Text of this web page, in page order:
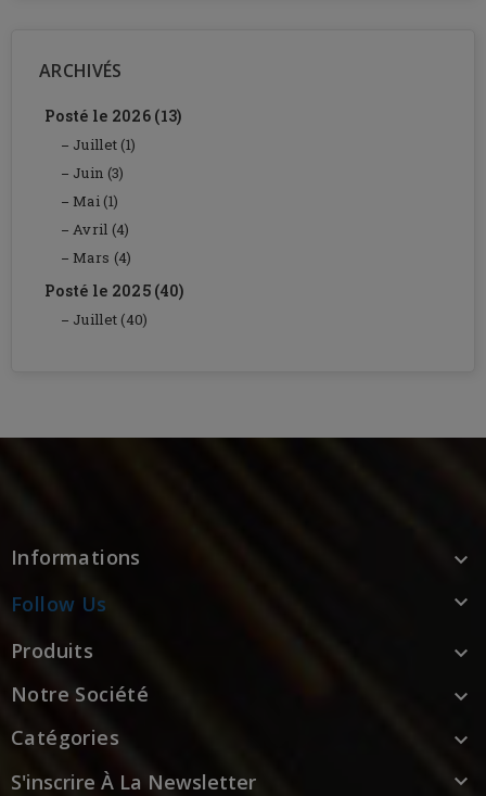
ARCHIVÉS
Posté le 2026 (13)
Juillet (1)
Juin (3)
Mai (1)
Avril (4)
Mars (4)
Posté le 2025 (40)
Juillet (40)
Informations

Follow Us

Produits

Notre Société

Catégories

S'inscrire À La Newsletter
